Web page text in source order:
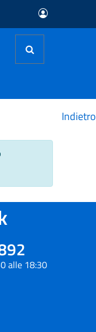
Indietro
alle 18:30